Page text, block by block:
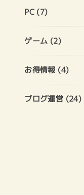
PC (7)
ゲーム (2)
お得情報 (4)
ブログ運営 (24)